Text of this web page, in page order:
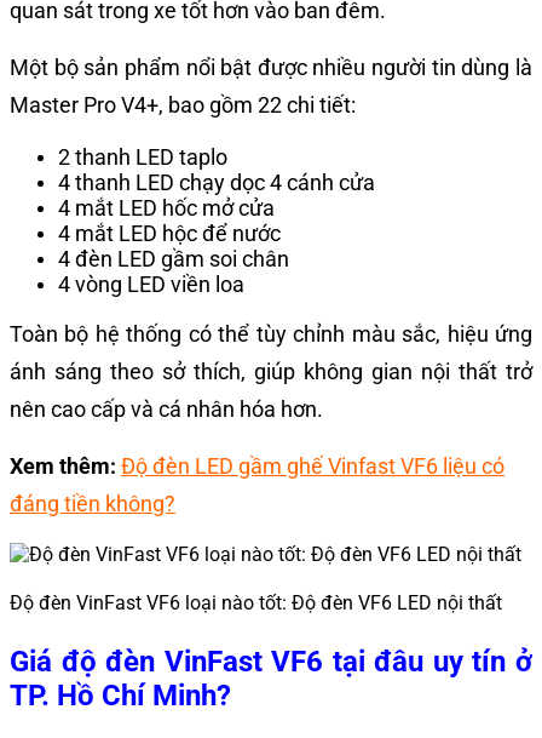
quan sát trong xe tốt hơn vào ban đêm.
Một bộ sản phẩm nổi bật được nhiều người tin dùng là
Master Pro V4+, bao gồm 22 chi tiết:
2 thanh LED taplo
4 thanh LED chạy dọc 4 cánh cửa
4 mắt LED hốc mở cửa
4 mắt LED hộc để nước
4 đèn LED gầm soi chân
4 vòng LED viền loa
Toàn bộ hệ thống có thể tùy chỉnh màu sắc, hiệu ứng
ánh sáng theo sở thích, giúp không gian nội thất trở
nên cao cấp và cá nhân hóa hơn.
Xem thêm: Độ đèn LED gầm ghế Vinfast VF6 liệu có
đáng tiền không?
Độ đèn VinFast VF6 loại nào tốt: Độ đèn VF6 LED nội thất
Giá độ đèn VinFast VF6 tại đâu uy tín ở
TP. Hồ Chí Minh?